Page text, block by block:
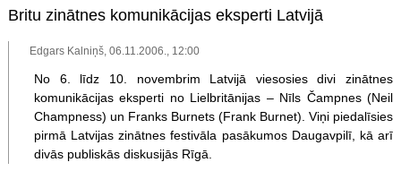
Britu zinātnes komunikācijas eksperti Latvijā
Edgars Kalniņš, 06.11.2006., 12:00
No 6. līdz 10. novembrim Latvijā viesosies divi zinātnes
komunikācijas eksperti no Lielbritānijas – Nīls Čampnes (Neil
Champness) un Franks Burnets (Frank Burnet). Viņi piedalīsies
pirmā Latvijas zinātnes festivāla pasākumos Daugavpilī, kā arī
divās publiskās diskusijās Rīgā.